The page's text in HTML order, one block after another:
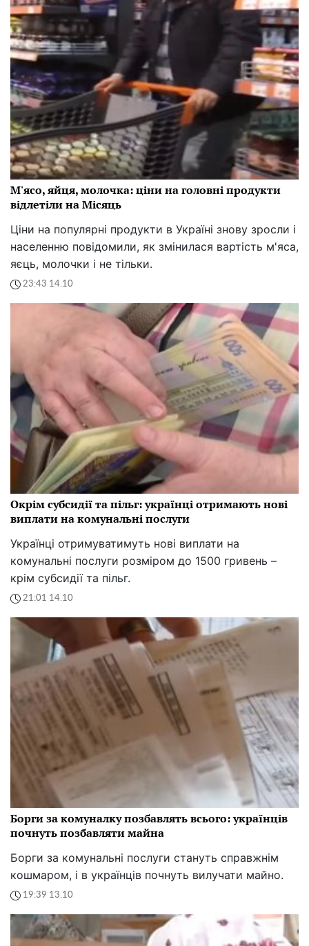
М'ясо, яйця, молочка: ціни на головні продукти
відлетіли на Місяць
Ціни на популярні продукти в Україні знову зросли і
населенню повідомили, як змінилася вартість м'яса,
яєць, молочки і не тільки.
23:43 14.10
Окрім субсидії та пільг: українці отримають нові
виплати на комунальні послуги
Українці отримуватимуть нові виплати на
комунальні послуги розміром до 1500 гривень –
крім субсидії та пільг.
21:01 14.10
Борги за комуналку позбавлять всього: українців
почнуть позбавляти майна
Борги за комунальні послуги стануть справжнім
кошмаром, і в українців почнуть вилучати майно.
19:39 13.10